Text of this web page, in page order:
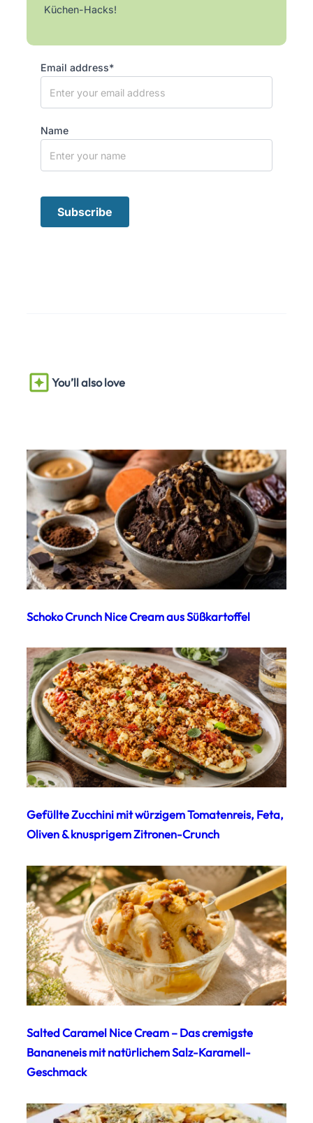
Küchen-Hacks!
Email address*
Name
You’ll also love
Schoko Crunch Nice Cream aus Süßkartoffel
Gefüllte Zucchini mit würzigem Tomatenreis, Feta,
Oliven & knusprigem Zitronen-Crunch
Salted Caramel Nice Cream – Das cremigste
Bananeneis mit natürlichem Salz-Karamell-
Geschmack